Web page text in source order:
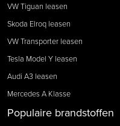
VW Tiguan leasen
Skoda Elroq leasen
VW Transporter leasen
Tesla Model Y leasen
Audi A3 leasen
Mercedes A Klasse
Populaire brandstoffen